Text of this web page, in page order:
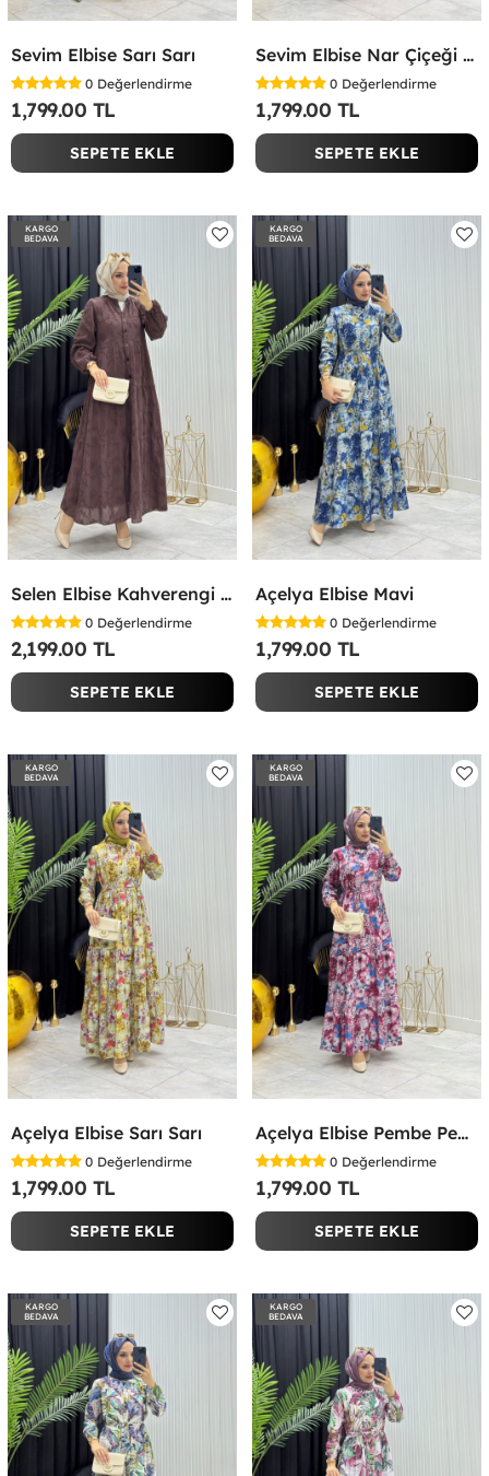
Sevim Elbise Sarı Sarı
0 Değerlendirme
1,799.00 TL
SEPETE EKLE
Sevim Elbise Nar Çiçeği Nar Çiçeği
0 Değerlendirme
1,799.00 TL
SEPETE EKLE
KARGO
BEDAVA
Selen Elbise Kahverengi Kahverengi
0 Değerlendirme
2,199.00 TL
SEPETE EKLE
KARGO
BEDAVA
Açelya Elbise Mavi
0 Değerlendirme
1,799.00 TL
SEPETE EKLE
KARGO
BEDAVA
Açelya Elbise Sarı Sarı
0 Değerlendirme
1,799.00 TL
SEPETE EKLE
KARGO
BEDAVA
Açelya Elbise Pembe Pembe
0 Değerlendirme
1,799.00 TL
SEPETE EKLE
KARGO
BEDAVA
KARGO
BEDAVA